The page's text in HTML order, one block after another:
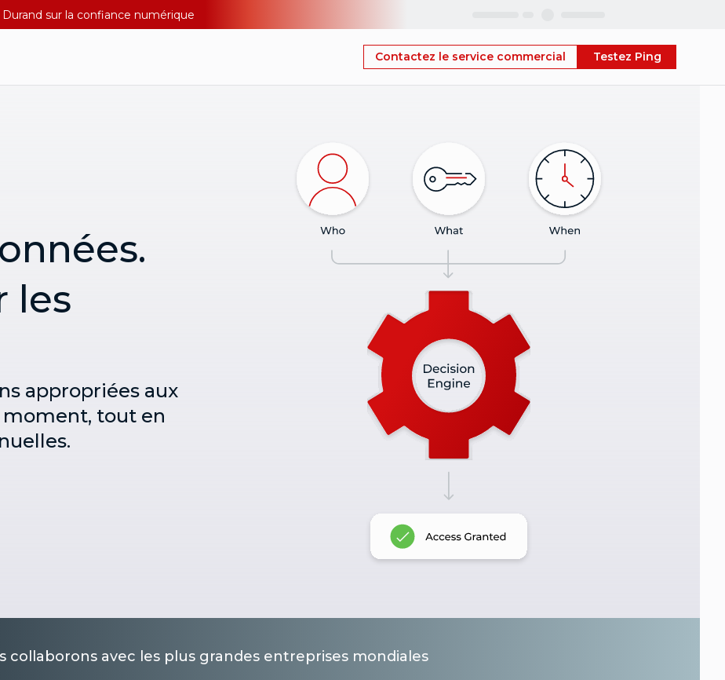
sur la confiance numérique
Contactez le service commercial Testez Ping
les
appropriées aux
tout en
collaborons avec les plus grandes entreprises mondiales